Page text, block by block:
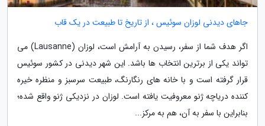
جاهای دیدنی لوزان سوئیس ، از تاریخ تا طبیعت در یک قاب
اگر هدف شما از سفر، رسیدن به آرامش است، لوزان (Lausanne) می
تواند یکی از برترین انتخاب ها باشد. این شهر دیدنی در کشور سوئیس
قرار گرفته است و با خانه های رنگارنگ، طبیعت سرسبز و منظره خیره
کننده دریاچه ژنو معروفیت یافته است. لوزان در نزدیکی ژنو واقع شده؛
بنابراین با سفر به آن، هم به مرکز...